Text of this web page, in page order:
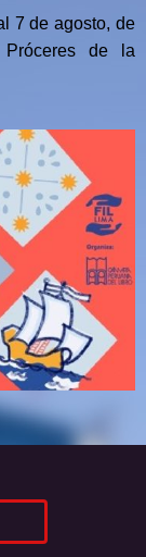
7 de agosto, de
de la